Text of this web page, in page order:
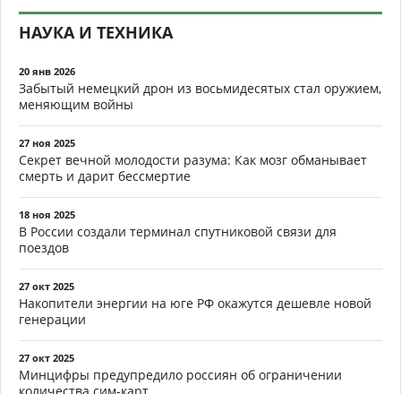
НАУКА И ТЕХНИКА
20 янв 2026
Забытый немецкий дрон из восьмидесятых стал оружием,
меняющим войны
27 ноя 2025
Секрет вечной молодости разума: Как мозг обманывает
смерть и дарит бессмертие
18 ноя 2025
В России создали терминал спутниковой связи для
поездов
27 окт 2025
Накопители энергии на юге РФ окажутся дешевле новой
генерации
27 окт 2025
Минцифры предупредило россиян об ограничении